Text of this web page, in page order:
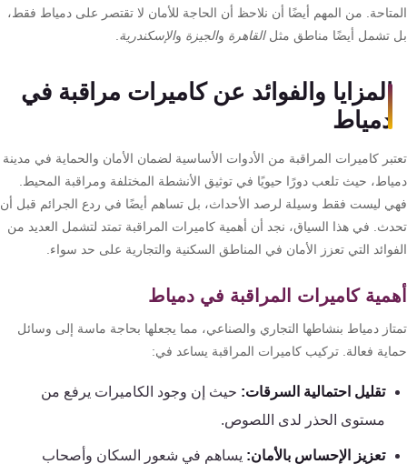
من المهم أيضًا أن نلاحظ أن الحاجة للأمان لا تقتصر على دمياط فقط،
تشمل أيضًا مناطق مثلالقاهرة و الجيزة و الإسكندرية .
المزايا والفوائد عن كاميرات مراقبة في
دمياط
كاميرات المراقبة من الأدوات الأساسية لضمان الأمان والحماية في مدينة
حيث تلعب دورًا حيويًا في توثيق الأنشطة المختلفة ومراقبة المحيط.
ليست فقط وسيلة لرصد الأحداث، بل تساهم أيضًا في ردع الجرائم قبل أن
في هذا السياق، نجد أن أهمية كاميرات المراقبة تمتد لتشمل العديد من
التي تعزز الأمان في المناطق السكنية والتجارية على حد سواء.
كاميرات المراقبة في دمياط
دمياط بنشاطها التجاري والصناعي، مما يجعلها بحاجة ماسة إلى وسائل
فعالة. تركيب كاميرات المراقبة يساعد في:
تقليل احتمالية السرقات:حيث إن وجود الكاميرات يرفع من
مستوى الحذر لدى اللصوص.
تعزيز الإحساس بالأمان:يساهم في شعور السكان وأصحاب
أكسيس
كنترول